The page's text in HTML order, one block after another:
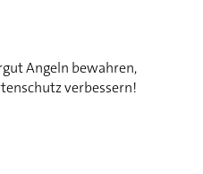
Angeln bewahren,
verbessern!